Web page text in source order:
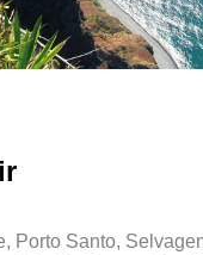
Porto Santo,